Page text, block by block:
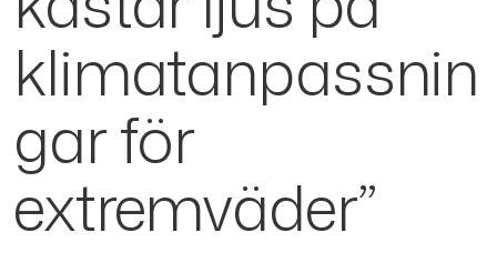
klimatanpassnin
gar för
extremväder”